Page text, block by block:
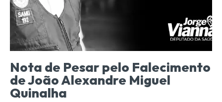
Nota de Pesar pelo Falecimento
de João Alexandre Miguel
Quinalha